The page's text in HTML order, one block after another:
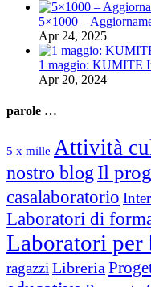
5×1000 –
Apr 24, 2025
1 maggio: KUMITE
Apr 20, 2024
parole …
5 x mille Attività
nostro blog Il
casalaboratorio
Laboratori di
Laboratori per
ragazzi Libreria